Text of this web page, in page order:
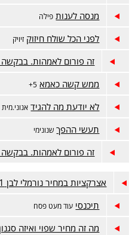
מנסה לענות פילה
לפני הכל שולח חיזוק זיויק
זה פורום לאמהות.
ממש קשה כאמא 5+
לא יודעת מה להגיד אנוני.מית
תעשי ההפך שנונימי
זה פורום לאמהות.
אצרקציות במחיר נורמלי לבן 11, למי יש רעיון?
תיכנסי עוד מעט פסח
מה זה מחיר שפוי ואיזה